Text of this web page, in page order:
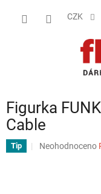
CZK
Figurka
Cable
Tip
Průměrné
Neohodnoceno